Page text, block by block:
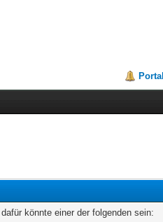
Portal
könnte einer der folgenden sein: